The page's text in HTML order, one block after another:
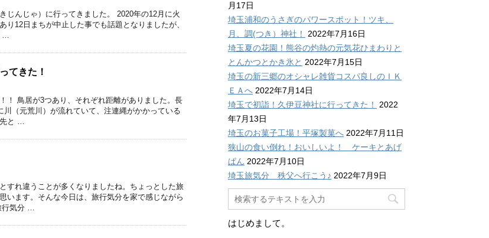
じんじゃ）に行ってきました。 2020年の12月に火
り12日まちが中止した事でも話題となりましたが、
…
てきた！
！ 鳥居が3つあり、それぞれ距離がありました。長
（元荒川）が流れていて、注連縄がかかっている
先と …
すれ違うことが多くなりましたね。ちょっとした旅
います。そんな今日は、旅行気分を家で感じながら
行気分 …
月17日
埼玉浦和のうさぎのパワースポット！ツキ、
月、調(つき）神社！
2022年7月16日
埼玉夏の花園！熊谷の灼熱の元気花ひまわりと
とんかつとかき氷と 2022年7月15日
埼玉の新三郷のオシャレ雑貨コスパ良しのＩＫ
ＥＡへ 2022年7月14日
埼玉で初詣！久伊豆神社に行ってきた！
2022
年7月13日
埼玉のお菓子工場！平塚製菓へ 2022年7月11日
狭山の食い倒れ！おいしいよ！ ケーキとあげ
ぱん 2022年7月10日
埼玉旅気分 秩父へ行こう♪ 2022年7月9日
はじめまして。